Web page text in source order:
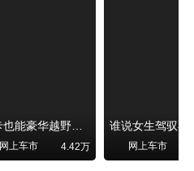
皮卡也能豪华越野！纵横F700上市，限时卖29.99万起
网上车市 4.42万 网上车市